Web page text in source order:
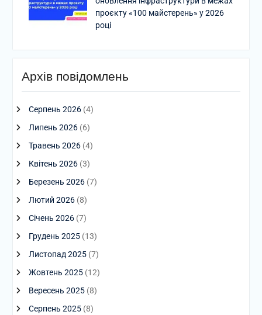
проєкту «100 майстерень» у 2026
році
Архів повідомлень
Серпень 2026(4)
Липень 2026(6)
Травень 2026(4)
Квітень 2026(3)
Березень 2026(7)
Лютий 2026(8)
Січень 2026(7)
Грудень 2025(13)
Листопад 2025(7)
Жовтень 2025(12)
Вересень 2025(8)
Серпень 2025(8)